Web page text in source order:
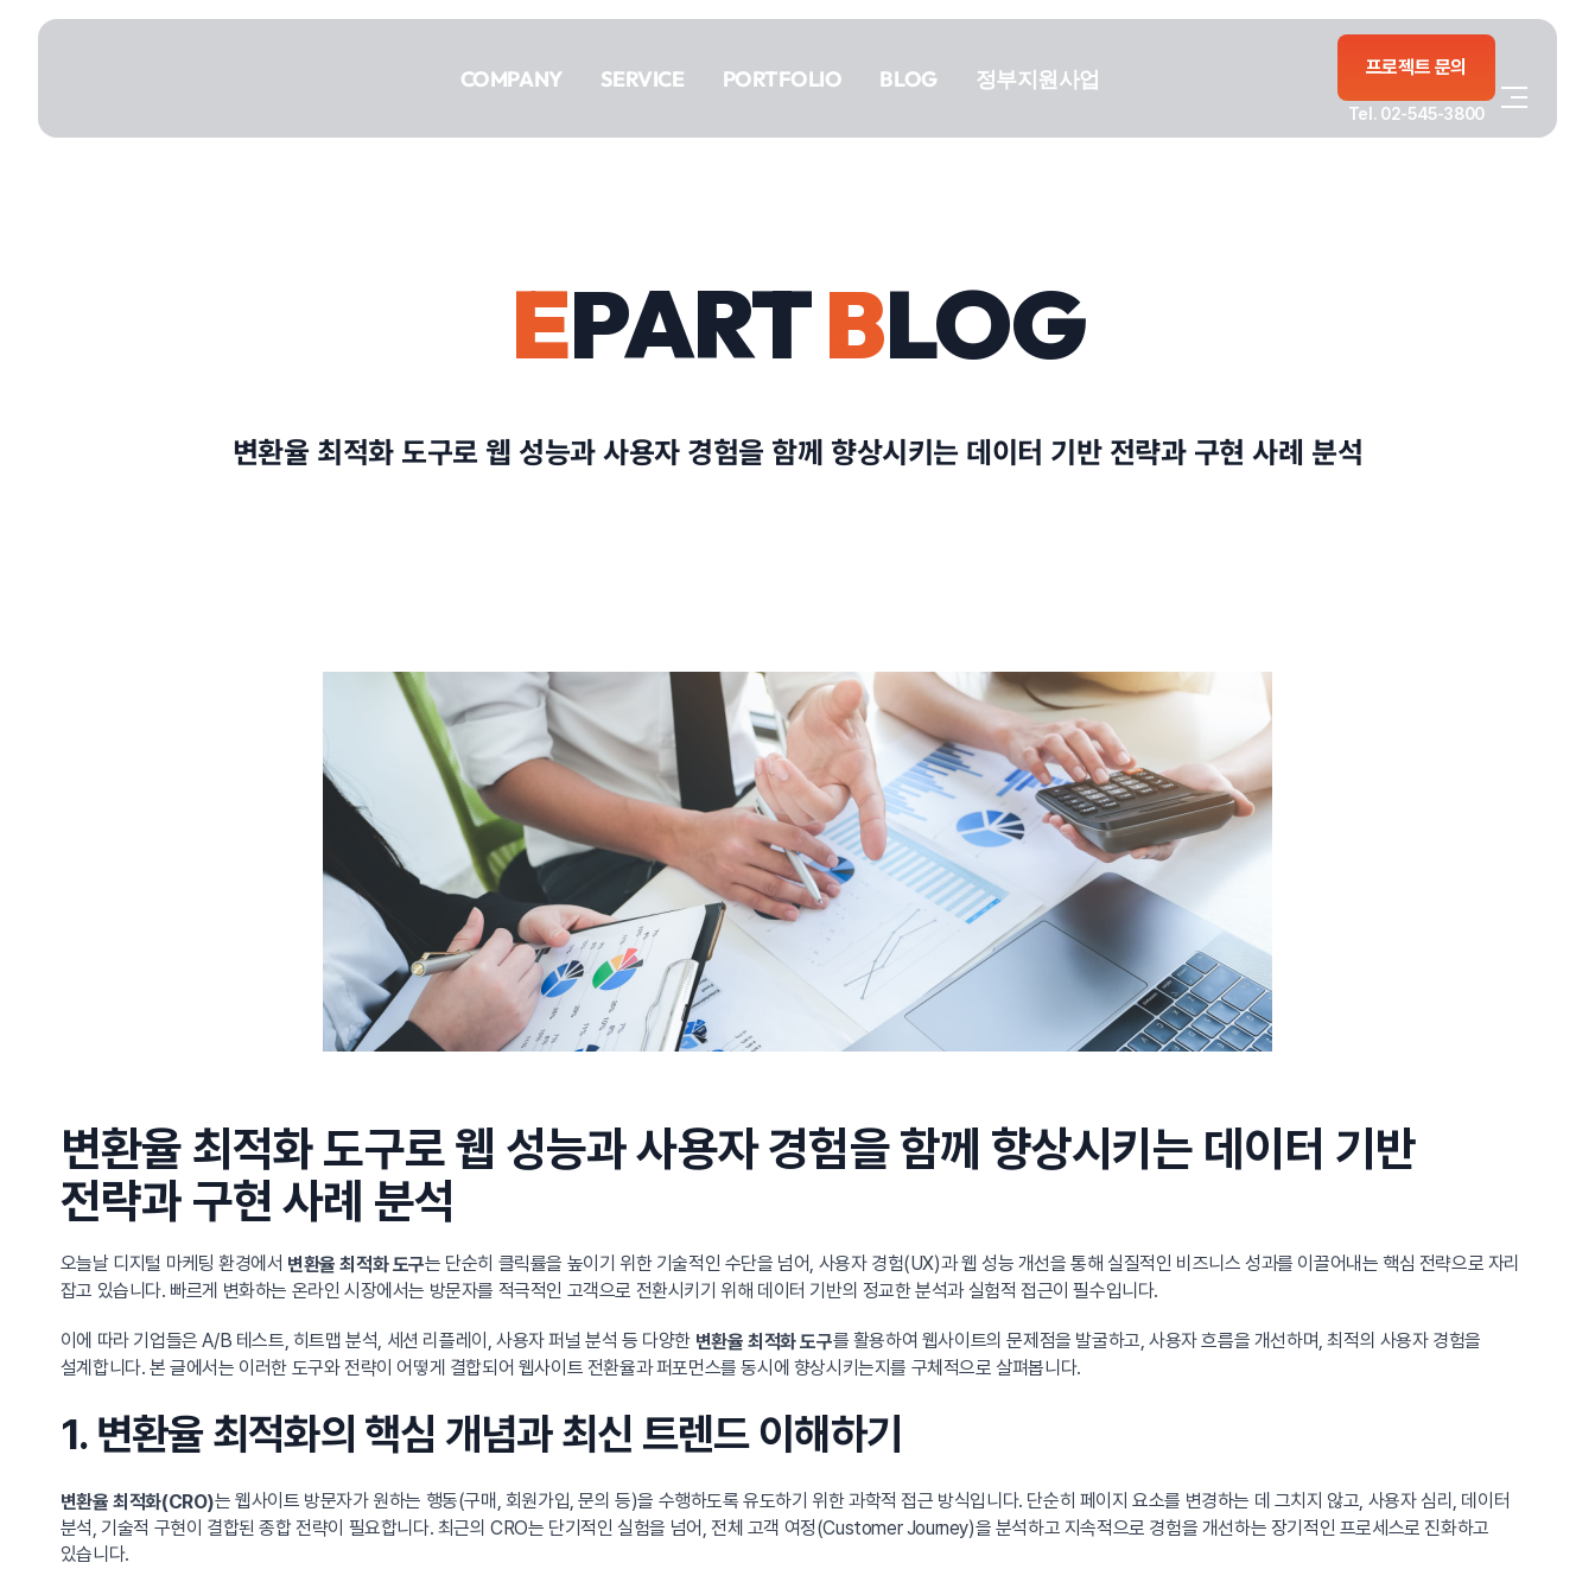
건너뛰기
COMPANY SERVICE PORTFOLIO BLOG 정부지원사업 프로젝트 문의
Tel. 02-545-3800
PORTFOLIO
EPARTBLOG
변환율 최적화 도구로 웹 성능과 사용자 경험을 함께 향상시키는 데이터 기반 전략과 구현 사례 분석
변환율 최적화 도구로 웹 성능과 사용자 경험을 함께 향상시키는 데이터 기반
전략과 구현 사례 분석
오늘날 디지털 마케팅 환경에서 변환율 최적화 도구는 단순히 클릭률을 높이기 위한 기술적인 수단을 넘어, 사용자 경험(UX)과 웹 성능 개선을 통해 실질적인 비즈니스 성과를 이끌어내는 핵심 전략으로 자리
잡고 있습니다. 빠르게 변화하는 온라인 시장에서는 방문자를 적극적인 고객으로 전환시키기 위해 데이터 기반의 정교한 분석과 실험적 접근이 필수입니다.
이에 따라 기업들은 A/B 테스트, 히트맵 분석, 세션 리플레이, 사용자 퍼널 분석 등 다양한 변환율 최적화 도구를 활용하여 웹사이트의 문제점을 발굴하고, 사용자 흐름을 개선하며, 최적의 사용자 경험을
설계합니다. 본 글에서는 이러한 도구와 전략이 어떻게 결합되어 웹사이트 전환율과 퍼포먼스를 동시에 향상시키는지를 구체적으로 살펴봅니다.
1. 변환율 최적화의 핵심 개념과 최신 트렌드 이해하기
변환율 최적화(CRO)는 웹사이트 방문자가 원하는 행동(구매, 회원가입, 문의 등)을 수행하도록 유도하기 위한 과학적 접근 방식입니다. 단순히 페이지 요소를 변경하는 데 그치지 않고, 사용자 심리, 데이터
분석, 기술적 구현이 결합된 종합 전략이 필요합니다. 최근의 CRO는 단기적인 실험을 넘어, 전체 고객 여정(Customer Journey)을 분석하고 지속적으로 경험을 개선하는 장기적인 프로세스로 진화하고
있습니다.